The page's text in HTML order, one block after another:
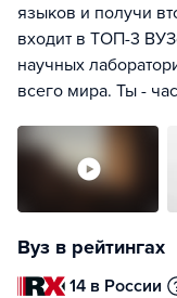
языков и получи
входит в ТОП-3
научных
всего мира. Ты -
Вуз в рейтингах
14 в России